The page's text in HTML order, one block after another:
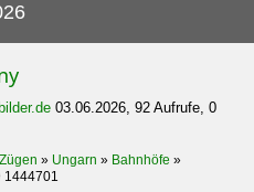
03.06.2026, 92 Aufrufe, 0
» Ungarn » Bahnhöfe »
1444701